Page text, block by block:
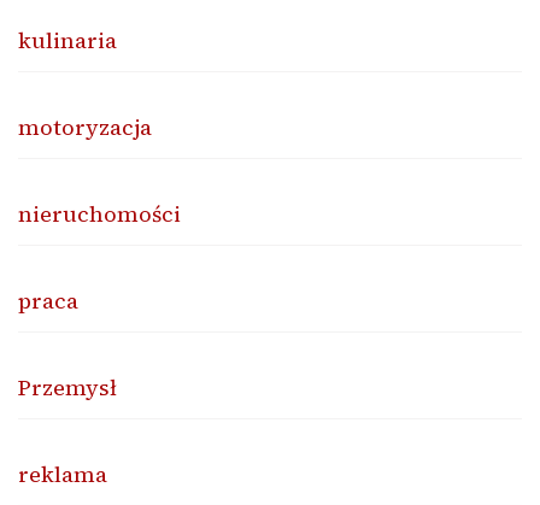
kulinaria
motoryzacja
nieruchomości
praca
Przemysł
reklama